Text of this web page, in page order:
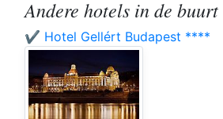
Andere hotels in de buurt
✔️ Hotel Gellért Budapest ****